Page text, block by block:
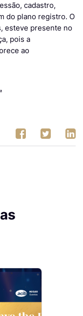
cadastro,
do plano registro. O
esteve presente no
pois a
ao